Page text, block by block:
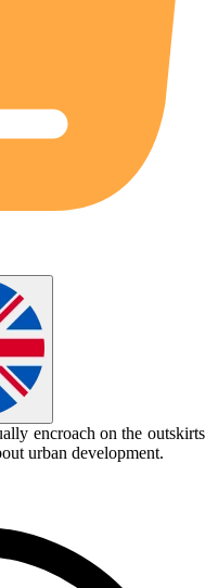
encroach on the outskirts
urban development.